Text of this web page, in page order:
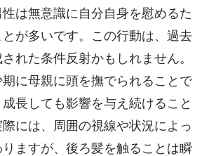
は無意識に自分自身を慰めるた
が多いです。この行動は、過去
れた条件反射かもしれません。
に母親に頭を撫でられることで
長しても影響を与え続けること
には、周囲の視線や状況によっ
ますが、後ろ髪を触ることは瞬